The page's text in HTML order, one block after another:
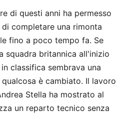
di questi anni ha permesso
completare una rimonta
fino a poco tempo fa. Se
squadra britannica all'inizio
classifica sembrava una
è cambiato. Il lavoro
Stella ha mostrato al
un reparto tecnico senza